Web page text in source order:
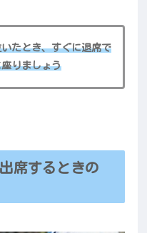
たとき、すぐに退席で
りましょう
席するときの